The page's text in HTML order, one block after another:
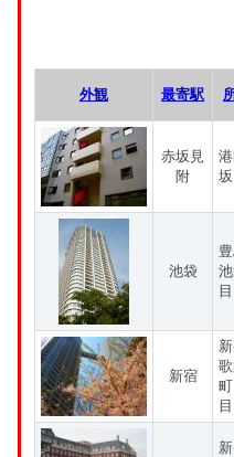
外観 最寄駅
赤坂見
附
池袋
目
新宿
目